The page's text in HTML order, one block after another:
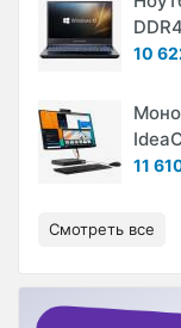
10
11
Смотреть все